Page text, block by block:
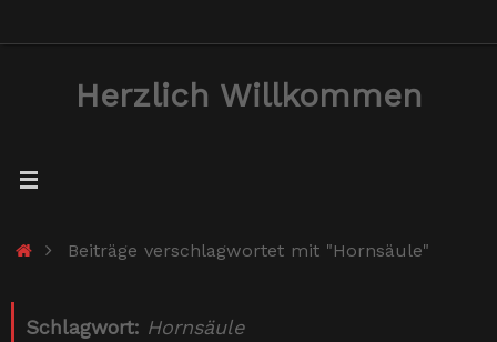
Herzlich Willkommen
StartBeiträge verschlagwortet mit "Hornsäule"
Schlagwort: Hornsäule